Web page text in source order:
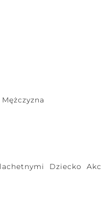
Mężczyzna
Dziecko